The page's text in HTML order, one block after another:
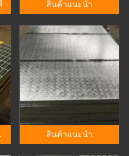
สินค้าแนะนำ
สินค้าแนะนำ